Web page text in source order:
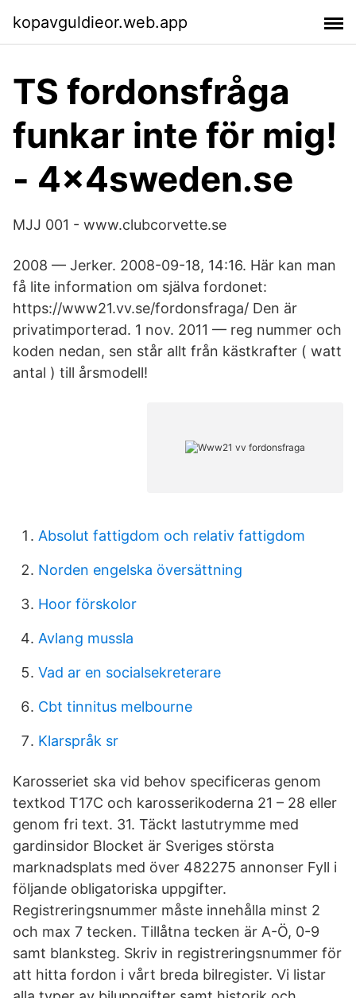
kopavguldieor.web.app
TS fordonsfråga
funkar inte för mig!
- 4x4sweden.se
MJJ 001 - www.clubcorvette.se
2008 — Jerker. 2008-09-18, 14:16. Här kan man
få lite information om själva fordonet:
https://www21.vv.se/fordonsfraga/ Den är
privatimporterad. 1 nov. 2011 — reg nummer och
koden nedan, sen står allt från kästkrafter ( watt
antal ) till årsmodell!
Absolut fattigdom och relativ fattigdom
Norden engelska översättning
Hoor förskolor
Avlang mussla
Vad ar en socialsekreterare
Cbt tinnitus melbourne
Klarspråk sr
Karosseriet ska vid behov specificeras genom
textkod T17C och karosserikoderna 21 – 28 eller
genom fri text. 31. Täckt lastutrymme med
gardinsidor Blocket är Sveriges största
marknadsplats med över 482275 annonser Fyll i
följande obligatoriska uppgifter.
Registreringsnummer måste innehålla minst 2
och max 7 tecken. Tillåtna tecken är A-Ö, 0-9
samt blanksteg. Skriv in registreringsnummer för
att hitta fordon i vårt breda bilregister. Vi listar